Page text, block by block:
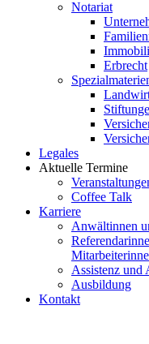
Notariat
Erbrecht
Legales
Aktuelle Termine
Coffee Talk
Karriere
Anwältinnen
Assistenz und
Ausbildung
Kontakt